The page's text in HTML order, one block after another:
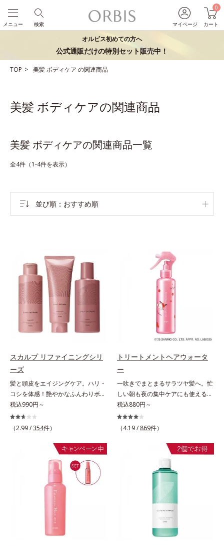
マイページ
0
カート
検索
メニュー
オルビス初めての方へ
公式通販だけの特別セット販売中！
TOP 美髪ボディケア の関連商品
美髪 ボディケアの関連商品
美髪 ボディケアの関連商品一覧
全4件（1-4件を表示）
並び順 おすすめ順
スカルプ リファイニングシリ
ーズ
髪と頭皮をエイジングケア。ハリ・
コシを体感！艶やかなふんわりボリ
ューム美髪へ。「抜け毛が目立つ」
「ボリュームがない」「ハリ・コシ
がない」という年齢による3大髪悩
シリーズを！髪と地肌をエイジング
ケア(*1)する、オルビスの頭皮ケア
シリーズです。地肌と髪をすこやか
に保つ「3Dプロテクト成分(*2)」
と、うるおったツヤ髪に導く「ブレ
ンドボタニカルエキス(*2)」を配
合。艶やかな、ふんわりボリューム
美髪へ導きます。翌朝の手ぐしで納
得できる、褒められ髪をご体感くだ
税込990円～
（2.99 /354件）
トリートメントヘアウォータ
ー
一吹きでまとまるサラツヤ髪へ。忙
しい朝も夜の集中ケアにも使える美
髪ミスト。シュッとひと吹きで、理
想の髪になれるトリートメント。傷
んだ髪のケアは毛先だけでなく、髪
す。根元から瞬時にシルエットが整
うから、誰でも簡単にプロ仕上げが
実現します。キューティクルの主成
通りを大きく左右する重要な美髪成
で失われやすいため、すき間にダイ
レクトに補うことで、瞬時に傷みの
ないなめらかなツヤ髪に導きます。
税込880円～
（4.19 / 869件）